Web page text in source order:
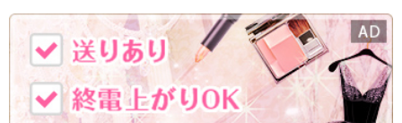
鎌倉駅
JR埼京線
池袋駅
大宮駅
新宿駅
赤羽駅